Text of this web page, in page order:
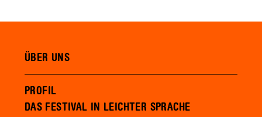
ÜBER UNS
PROFIL
DAS FESTIVAL IN LEICHTER SPRACHE